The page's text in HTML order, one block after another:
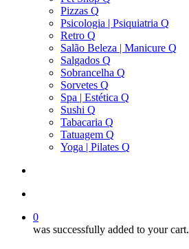
Pizzas Q
Psicologia | Psiquiatria Q
Retro Q
Salão Beleza | Manicure Q
Salgados Q
Sobrancelha Q
Sorvetes Q
Spa | Estética Q
Sushi Q
Tabacaria Q
Tatuagem Q
Yoga | Pilates Q
0
was successfully added to your cart.